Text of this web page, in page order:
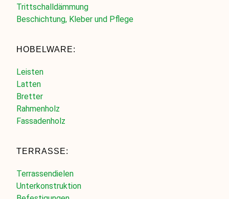
Trittschalldämmung
Beschichtung, Kleber und Pflege
HOBELWARE:
Leisten
Latten
Bretter
Rahmenholz
Fassadenholz
TERRASSE:
Terrassendielen
Unterkonstruktion